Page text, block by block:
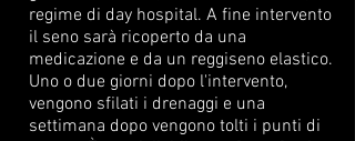
regime di day hospital. A fine intervento
il seno sarà ricoperto da una
medicazione e da un reggiseno elastico.
Uno o due giorni dopo l'intervento,
vengono sfilati i drenaggi e una
settimana dopo vengono tolti i punti di